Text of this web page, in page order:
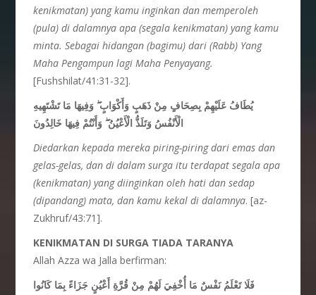
kenikmatan) yang kamu inginkan dan memperoleh
(pula) di dalamnya apa (segala kenikmatan) yang kamu
minta. Sebagai hidangan (bagimu) dari (Rabb) Yang
Maha Pengampun lagi Maha Penyayang.
[Fushshilat/41:31-32].
يُطَافُ عَلَيْهِمْ بِصِحَافٍ مِنْ ذَهَبٍ وَأَكْوَابٍ ۖ وَفِيهَا مَا تَشْتَهِيهِ
الْأَنْفُسُ وَتَلَذُّ الْأَعْيُنُ ۖ وَأَنْتُمْ فِيهَا خَالِدُونَ
Diedarkan kepada mereka piring-piring dari emas dan
gelas-gelas, dan di dalam surga itu terdapat segala apa
(kenikmatan) yang diinginkan oleh hati dan sedap
(dipandang) mata, dan kamu kekal di dalamnya. [az-
Zukhruf/43:71].
KENIKMATAN DI SURGA TIADA TARANYA
Allah Azza wa Jalla berfirman:
فَلَا تَعْلَمُ نَفْسٌ مَا أُخْفِيَ لَهُمْ مِنْ قُرَّةِ أَعْيُنٍ جَزَاءً بِمَا كَانُوا